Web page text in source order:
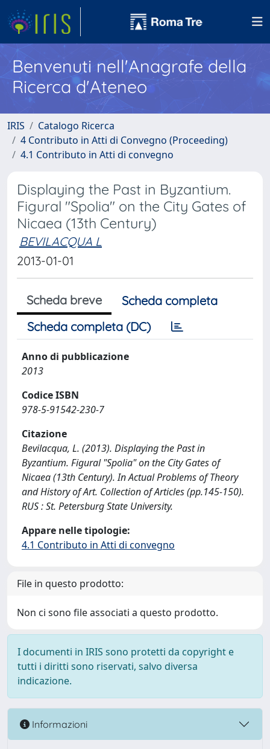
Benvenuti nell'Anagrafe della
Ricerca d'Ateneo
IRIS
Catalogo Ricerca
4 Contributo in Atti di Convegno (Proceeding)
4.1 Contributo in Atti di convegno
Displaying the Past in Byzantium.
Figural "Spolia" on the City Gates of
Nicaea (13th Century)
BEVILACQUA L
2013-01-01
Scheda breve
Scheda completa
Scheda completa (DC)
Anno di pubblicazione
2013
Codice ISBN
978-5-91542-230-7
Citazione
Bevilacqua, L. (2013). Displaying the Past in
Byzantium. Figural "Spolia" on the City Gates of
Nicaea (13th Century). In Actual Problems of Theory
and History of Art. Collection of Articles (pp.145-150).
RUS : St. Petersburg State University.
Appare nelle tipologie:
4.1 Contributo in Atti di convegno
File in questo prodotto:
Non ci sono file associati a questo prodotto.
I documenti in IRIS sono protetti da copyright e
tutti i diritti sono riservati, salvo diversa
indicazione.
Informazioni